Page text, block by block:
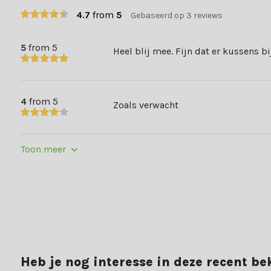
kan ook gebruik maken van ons handige
Bij Tuinmeubelwereld.nl kun je terecht voor een breed
Gratis verzending
4.7 from 5 Gebaseerd op 3 reviews
5from 5 Heel blij mee. Fijn dat er kussens
4from 5 Zoals verwacht
Toon meer
Heb je nog interesse in deze recent